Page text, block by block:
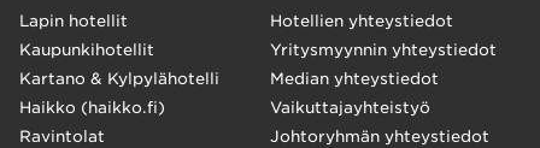
Lapin hotellit
Kaupunkihotellit
Kartano & Kylpylähotelli
Haikko (haikko.fi)
Ravintolat
Hotellien yhteystiedot
Yritysmyynnin yhteystiedot
Median yhteystiedot
Vaikuttajayhteistyö
Johtoryhmän yhteystiedot